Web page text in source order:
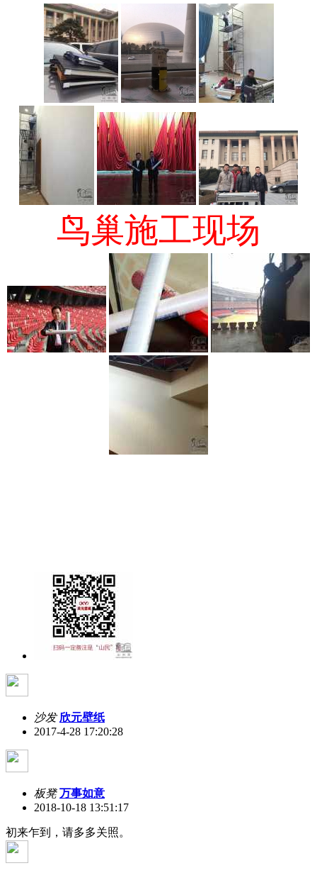
鸟巢施工现场
沙发 欣元壁纸
2017-4-28 17:20:28
板凳 万事如意
2018-10-18 13:51:17
初来乍到，请多多关照。